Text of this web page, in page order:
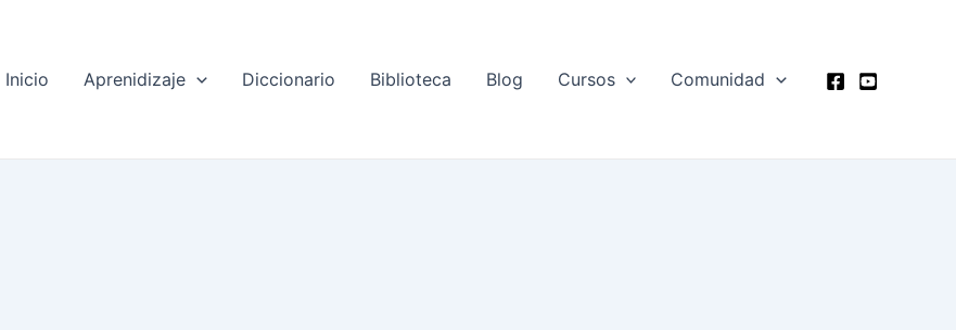
Inicio Aprenidizaje Diccionario Biblioteca Blog Cursos Comunidad